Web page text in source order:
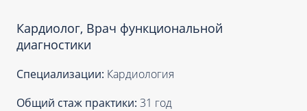
Кардиолог, Врач функциональной
диагностики
Специализации: Кардиология
Общий стаж практики: 31 год